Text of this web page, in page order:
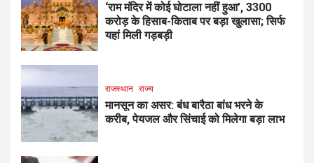
‘राम मंदिर में कोई घोटाला नहीं हुआ’, ₹3300
करोड़ के हिसाब-किताब पर बड़ा खुलासा; सिर्फ
यहां मिली गड़बड़ी
राजस्थान राज्य
मानसून का असर: बंध बारैठा बांध भरने के
करीब, पेयजल और सिंचाई को मिलेगा बड़ा लाभ